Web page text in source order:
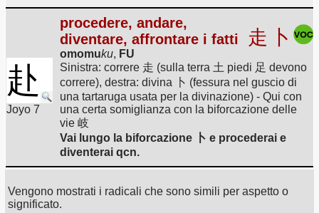
赴
Joyo 7
procedere, andare,
diventare, affrontare i fatti
omomuku, FU
走 卜
Sinistra: correre 走 (sulla terra 土 piedi 足 devono
correre), destra: divina 卜 (fessura nel guscio di
una tartaruga usata per la divinazione) - Qui con
una certa somiglianza con la biforcazione delle
vie 岐
Vai lungo la biforcazione 卜 e procederai e
diventerai qcn.
Vengono mostrati i radicali che sono simili per aspetto o
significato.